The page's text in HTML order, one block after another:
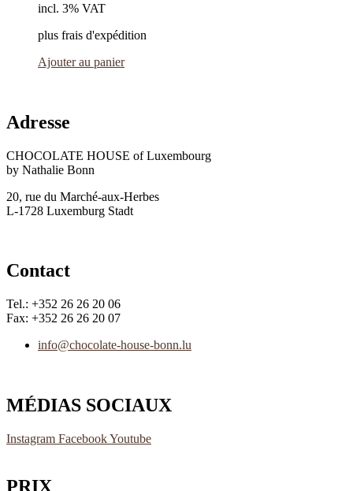
incl. 3% VAT
plus frais d'expédition
Ajouter au panier
Adresse
CHOCOLATE HOUSE of Luxembourg
by Nathalie Bonn
20, rue du Marché-aux-Herbes
L-1728 Luxemburg Stadt
Contact
Tel.: +352 26 26 20 06
Fax: +352 26 26 20 07
info@chocolate-house-bonn.lu
MÉDIAS SOCIAUX
Instagram FacebookYoutube
PRIX